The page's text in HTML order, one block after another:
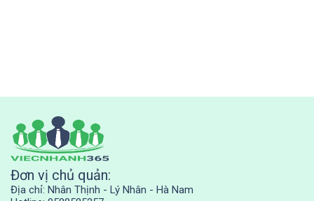
Đơn vị chủ quản:
Địa chỉ: Nhân Thịnh - Lý Nhân - Hà Nam